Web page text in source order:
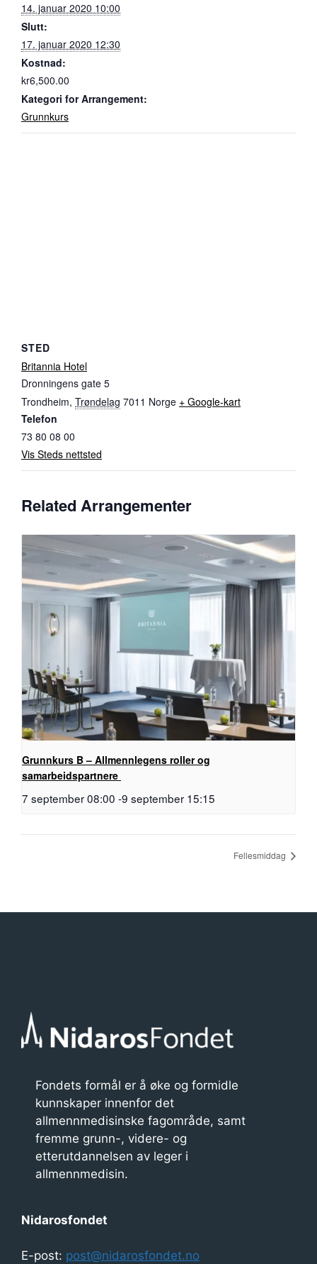
14. januar 2020 10:00
Slutt:
17. januar 2020 12:30
Kostnad:
kr6,500.00
Kategori for Arrangement:
Grunnkurs
STED
Britannia Hotel
Dronningens gate 5
Trondheim, Trøndelag 7011 Norge + Google-kart
Telefon
73 80 08 00
Vis Steds nettsted
Related Arrangementer
Grunnkurs B – Allmennlegens roller og
samarbeidspartnere
7 september 08:00 -9 september 15:15
Fellesmiddag
Fondets formål er å øke og formidle
kunnskaper innenfor det
allmennmedisinske fagområde, samt
fremme grunn-, videre- og
etterutdannelsen av leger i
allmennmedisin.
Nidarosfondet
E-post: post@nidarosfondet.no